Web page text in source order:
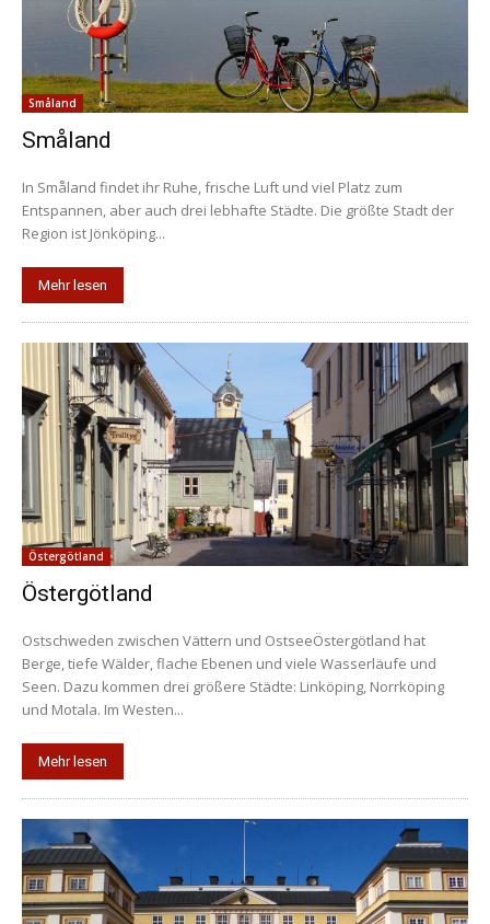
Småland
Småland
In Småland findet ihr Ruhe, frische Luft und viel Platz zum
Entspannen, aber auch drei lebhafte Städte. Die größte Stadt der
Region ist Jönköping...
Mehr lesen
Östergötland
Östergötland
Ostschweden zwischen Vättern und OstseeÖstergötland hat
Berge, tiefe Wälder, flache Ebenen und viele Wasserläufe und
Seen. Dazu kommen drei größere Städte: Linköping, Norrköping
und Motala. Im Westen...
Mehr lesen